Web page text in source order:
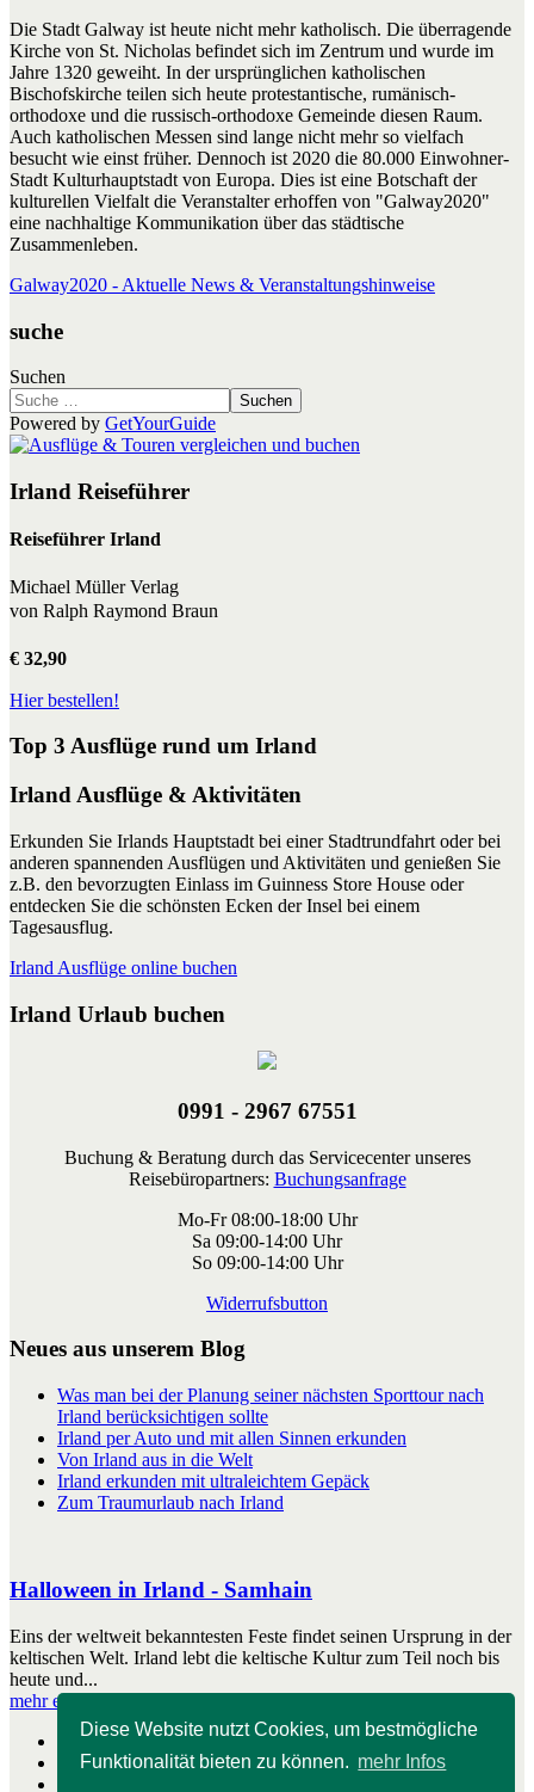
Diese Website nutzt Cookies, um bestmögliche
Funktionalität bieten zu können. mehr Infos
Die Stadt Galway ist heute nicht mehr katholisch. Die überragende
Kirche von St. Nicholas befindet sich im Zentrum und wurde im
Jahre 1320 geweiht. In der ursprünglichen katholischen
Bischofskirche teilen sich heute protestantische, rumänisch-
orthodoxe und die russisch-orthodoxe Gemeinde diesen Raum.
Auch katholischen Messen sind lange nicht mehr so vielfach
besucht wie einst früher. Dennoch ist 2020 die 80.000 Einwohner-
Stadt Kulturhauptstadt von Europa. Dies ist eine Botschaft der
kulturellen Vielfalt die Veranstalter erhoffen von "Galway2020"
eine nachhaltige Kommunikation über das städtische
Zusammenleben.
Galway2020 - Aktuelle News & Veranstaltungshinweise
suche
Suchen
Suchen
Powered by GetYourGuide
Irland Reiseführer
Reiseführer Irland
Michael Müller Verlag
von Ralph Raymond Braun
€ 32,90
Hier bestellen!
Top 3 Ausflüge rund um Irland
Irland Ausflüge & Aktivitäten
Erkunden Sie Irlands Hauptstadt bei einer Stadtrundfahrt oder bei
anderen spannenden Ausflügen und Aktivitäten und genießen Sie
z.B. den bevorzugten Einlass im Guinness Store House oder
entdecken Sie die schönsten Ecken der Insel bei einem
Tagesausflug.
Irland Ausflüge online buchen
Irland Urlaub buchen
0991 - 2967 67551
Buchung & Beratung durch das Servicecenter unseres
Reisebüropartners: Buchungsanfrage
Mo-Fr 08:00-18:00 Uhr
Sa 09:00-14:00 Uhr
So 09:00-14:00 Uhr
Widerrufsbutton
Neues aus unserem Blog
Was man bei der Planung seiner nächsten Sporttour nach
Irland berücksichtigen sollte
Irland per Auto und mit allen Sinnen erkunden
Von Irland aus in die Welt
Irland erkunden mit ultraleichtem Gepäck
Zum Traumurlaub nach Irland
Halloween in Irland - Samhain
Eins der weltweit bekanntesten Feste findet seinen Ursprung in der
keltischen Welt. Irland lebt die keltische Kultur zum Teil noch bis
heute und...
mehr erfahren
Start
Impressum